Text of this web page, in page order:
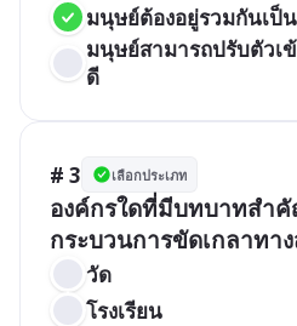
มนุษย์ต้องอยู่รวมกันเป็
มนุษย์สามารถปรับตัวเ
ดี
# 3 เลือกประเภท
องค์กรใดที่มีบทบาทสำ
กระบวนการขัดเกลาทา
วัด
โรงเรียน